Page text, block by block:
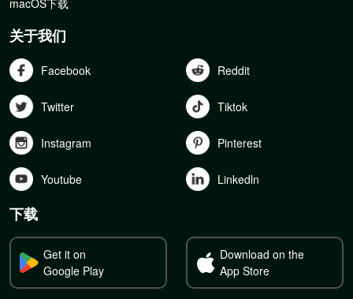
macOS下载
关于我们
Facebook Reddit
Twitter Tiktok
Instagram Pinterest
Youtube Linkedln
下载
Get it on
Google Play
Download on the
App Store